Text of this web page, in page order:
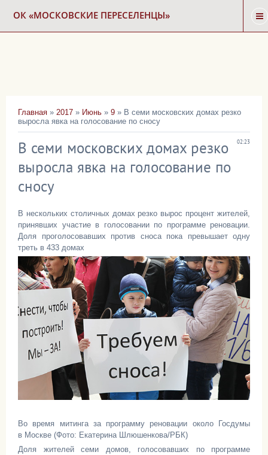
ОК «МОСКОВСКИЕ ПЕРЕСЕЛЕНЦЫ»
КАРТА СНОСА
ФОРУМ
Главная » 2017 » Июнь » 9 » В семи московских домах резко
выросла явка на голосование по сносу
02:23
В семи московских домах резко
выросла явка на голосование по
сносу
В нескольких столичных домах резко вырос процент жителей,
принявших участие в голосовании по программе реновации.
Доля проголосовавших против сноса пока превышает одну
треть в 433 домах
Во время митинга за программу реновации около Госдумы
в Москве (Фото: Екатерина Шлюшенкова/РБК)
Доля жителей семи домов, голосовавших по программе